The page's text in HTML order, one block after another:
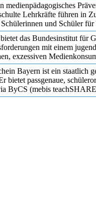
medienpädagogisches
Lehrkräfte führen in
und Schüler
das Bundesinstitut für
mit einem
exzessiven
Bayern ist ein staatlich
bietet passgenaue,
ByCS (mebis